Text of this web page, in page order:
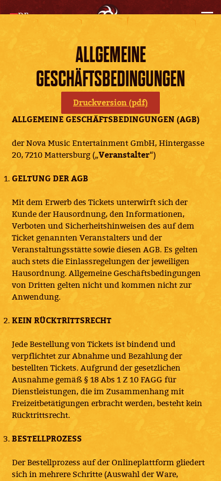
DE
ALLGEMEINE
GESCHÄFTSBEDINGUNGEN
Druckversion (pdf)
ALLGEMEINE GESCHÄFTSBEDINGUNGEN (AGB)
der Nova Music Entertainment GmbH, Hintergasse
20, 7210 Mattersburg („Veranstalter“)
GELTUNG DER AGB
Mit dem Erwerb des Tickets unterwirft sich der
Kunde der Hausordnung, den Informationen,
Verboten und Sicherheitshinweisen des auf dem
Ticket genannten Veranstalters und der
Veranstaltungsstätte sowie diesen AGB. Es gelten
auch stets die Einlassregelungen der jeweiligen
Hausordnung. Allgemeine Geschäftsbedingungen
von Dritten gelten nicht und kommen nicht zur
Anwendung.
KEIN RÜCKTRITTSRECHT
Jede Bestellung von Tickets ist bindend und
verpflichtet zur Abnahme und Bezahlung der
bestellten Tickets. Aufgrund der gesetzlichen
Ausnahme gemäß § 18 Abs 1 Z 10 FAGG für
Dienstleistungen, die im Zusammenhang mit
Freizeitbetätigungen erbracht werden, besteht kein
Rücktrittsrecht.
BESTELLPROZESS
Der Bestellprozess auf der Onlineplattform gliedert
sich in mehrere Schritte (Auswahl der Ware,